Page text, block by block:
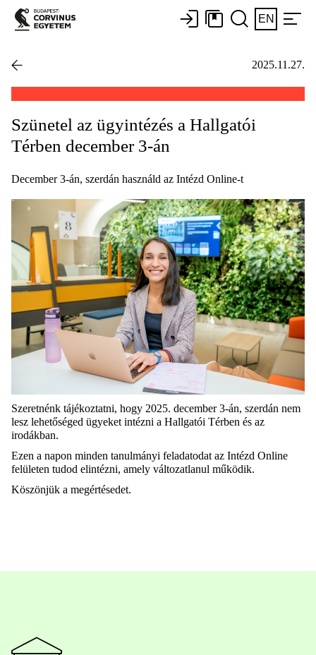
EN
2025.11.27.
Szünetel az ügyintézés a Hallgatói
Térben december 3-án
December 3-án, szerdán használd az Intézd Online-t
Szeretnénk tájékoztatni, hogy 2025. december 3-án, szerdán nem
lesz lehetőséged ügyeket intézni a Hallgatói Térben és az
irodákban.
Ezen a napon minden tanulmányi feladatodat az Intézd Online
felületen tudod elintézni, amely változatlanul működik.
Köszönjük a megértésedet.